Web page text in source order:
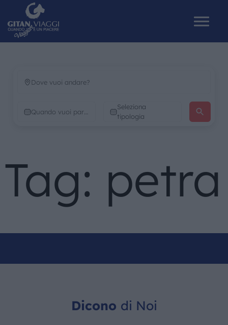
Seleziona
tipologia
CHI SIAMO
IL MONDO GITAN
Tag: petra
Dicono di Noi